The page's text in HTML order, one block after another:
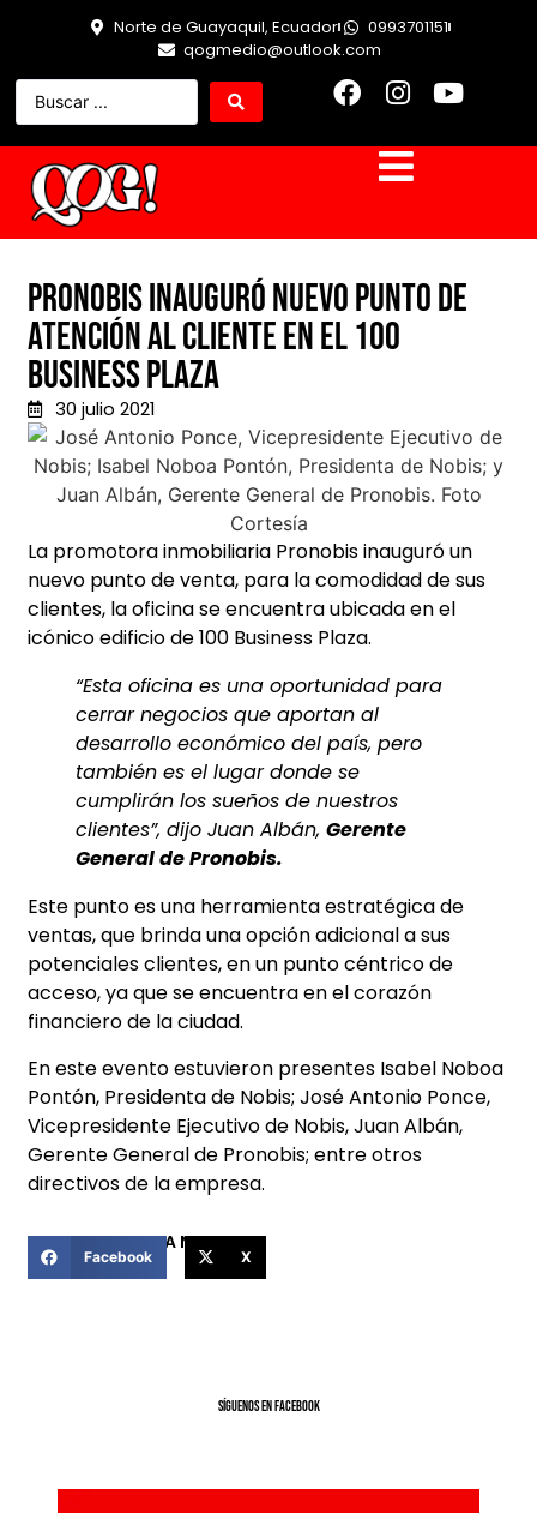
Norte de Guayaquil, Ecuador
0993701151
qogmedio@outlook.com
Pronobis inauguró nuevo punto de
atención al cliente en el 100
Business Plaza
30 julio 2021
La promotora inmobiliaria Pronobis inauguró un
nuevo punto de venta, para la comodidad de sus
clientes, la oficina se encuentra ubicada en el
icónico edificio de 100 Business Plaza.
“Esta oficina es una oportunidad para
cerrar negocios que aportan al
desarrollo económico del país, pero
también es el lugar donde se
cumplirán los sueños de nuestros
clientes”, dijo Juan Albán, Gerente
General de Pronobis.
Este punto es una herramienta estratégica de
ventas, que brinda una opción adicional a sus
potenciales clientes, en un punto céntrico de
acceso, ya que se encuentra en el corazón
financiero de la ciudad.
En este evento estuvieron presentes Isabel Noboa
Pontón, Presidenta de Nobis; José Antonio Ponce,
Vicepresidente Ejecutivo de Nobis, Juan Albán,
Gerente General de Pronobis; entre otros
directivos de la empresa.
COMPARTIR ESTA NOTICIA
Facebook X
SíGUENOS EN FACEBOOK